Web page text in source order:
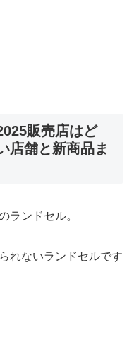
販売店はど
店舗と新商品ま
ランドセル。
れないランドセルです